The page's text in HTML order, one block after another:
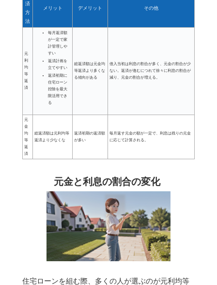
済
方
法
メリット デメリット その他
元
利
均
等
返
済
毎月返済額
が一定で家
計管理しや
すい
返済計画を
立てやすい
返済初期に
住宅ローン
控除を最大
限活用でき
る
総返済額は元金均
等返済より多くな
る傾向がある
借入当初は利息の割合が多く、元金の割合が少
ない。返済が進むにつれて徐々に利息の割合が
減り、元金の割合が増える。
元
金
均
等
返
済
総返済額は元利均等
返済より少なくな
返済初期の返済額
が多い
毎月返す元金の額が一定で、利息は残りの元金
に応じて計算される。
元金と利息の割合の変化
住宅ローンを組む際、多くの人が選ぶのが元利均等